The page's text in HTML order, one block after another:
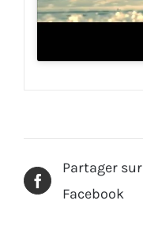
Partager sur
Facebook